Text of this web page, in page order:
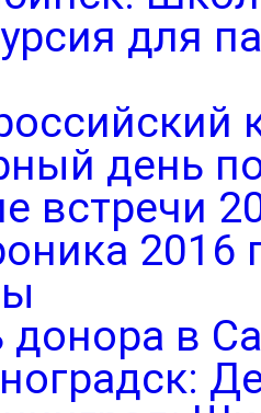
для
день
встречи
2016
донора в